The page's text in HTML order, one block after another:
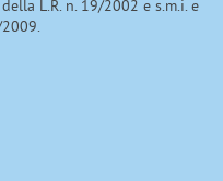
L.R. n. 19/2002 e s.m.i. e